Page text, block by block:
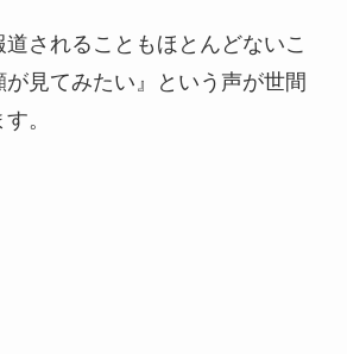
されることもほとんどないこ
が見てみたい』という声が世間
。